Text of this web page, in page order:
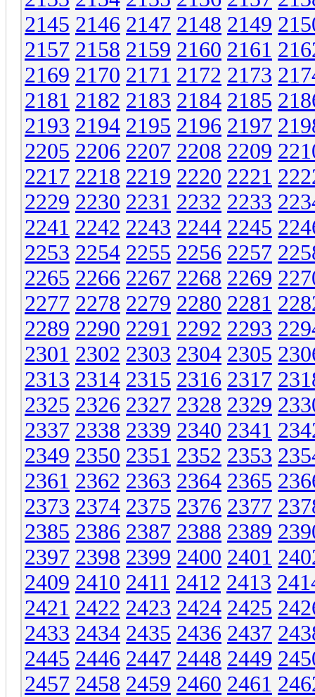
2145 2146 2147 2148 2149
2157 2158 2159 2160 2161
2169 2170 2171 2172 2173
2181 2182 2183 2184 2185
2193 2194 2195 2196 2197
2205 2206 2207 2208 2209
2217 2218 2219 2220 2221
2229 2230 2231 2232 2233
2241 2242 2243 2244 2245
2253 2254 2255 2256 2257
2265 2266 2267 2268 2269
2277 2278 2279 2280 2281
2289 2290 2291 2292 2293
2301 2302 2303 2304 2305
2313 2314 2315 2316 2317
2325 2326 2327 2328 2329
2337 2338 2339 2340 2341
2349 2350 2351 2352 2353
2361 2362 2363 2364 2365
2373 2374 2375 2376 2377
2385 2386 2387 2388 2389
2397 2398 2399 2400 2401
2409 2410 2411 2412 2413
2421 2422 2423 2424 2425
2433 2434 2435 2436 2437
2445 2446 2447 2448 2449
2457 2458 2459 2460 2461